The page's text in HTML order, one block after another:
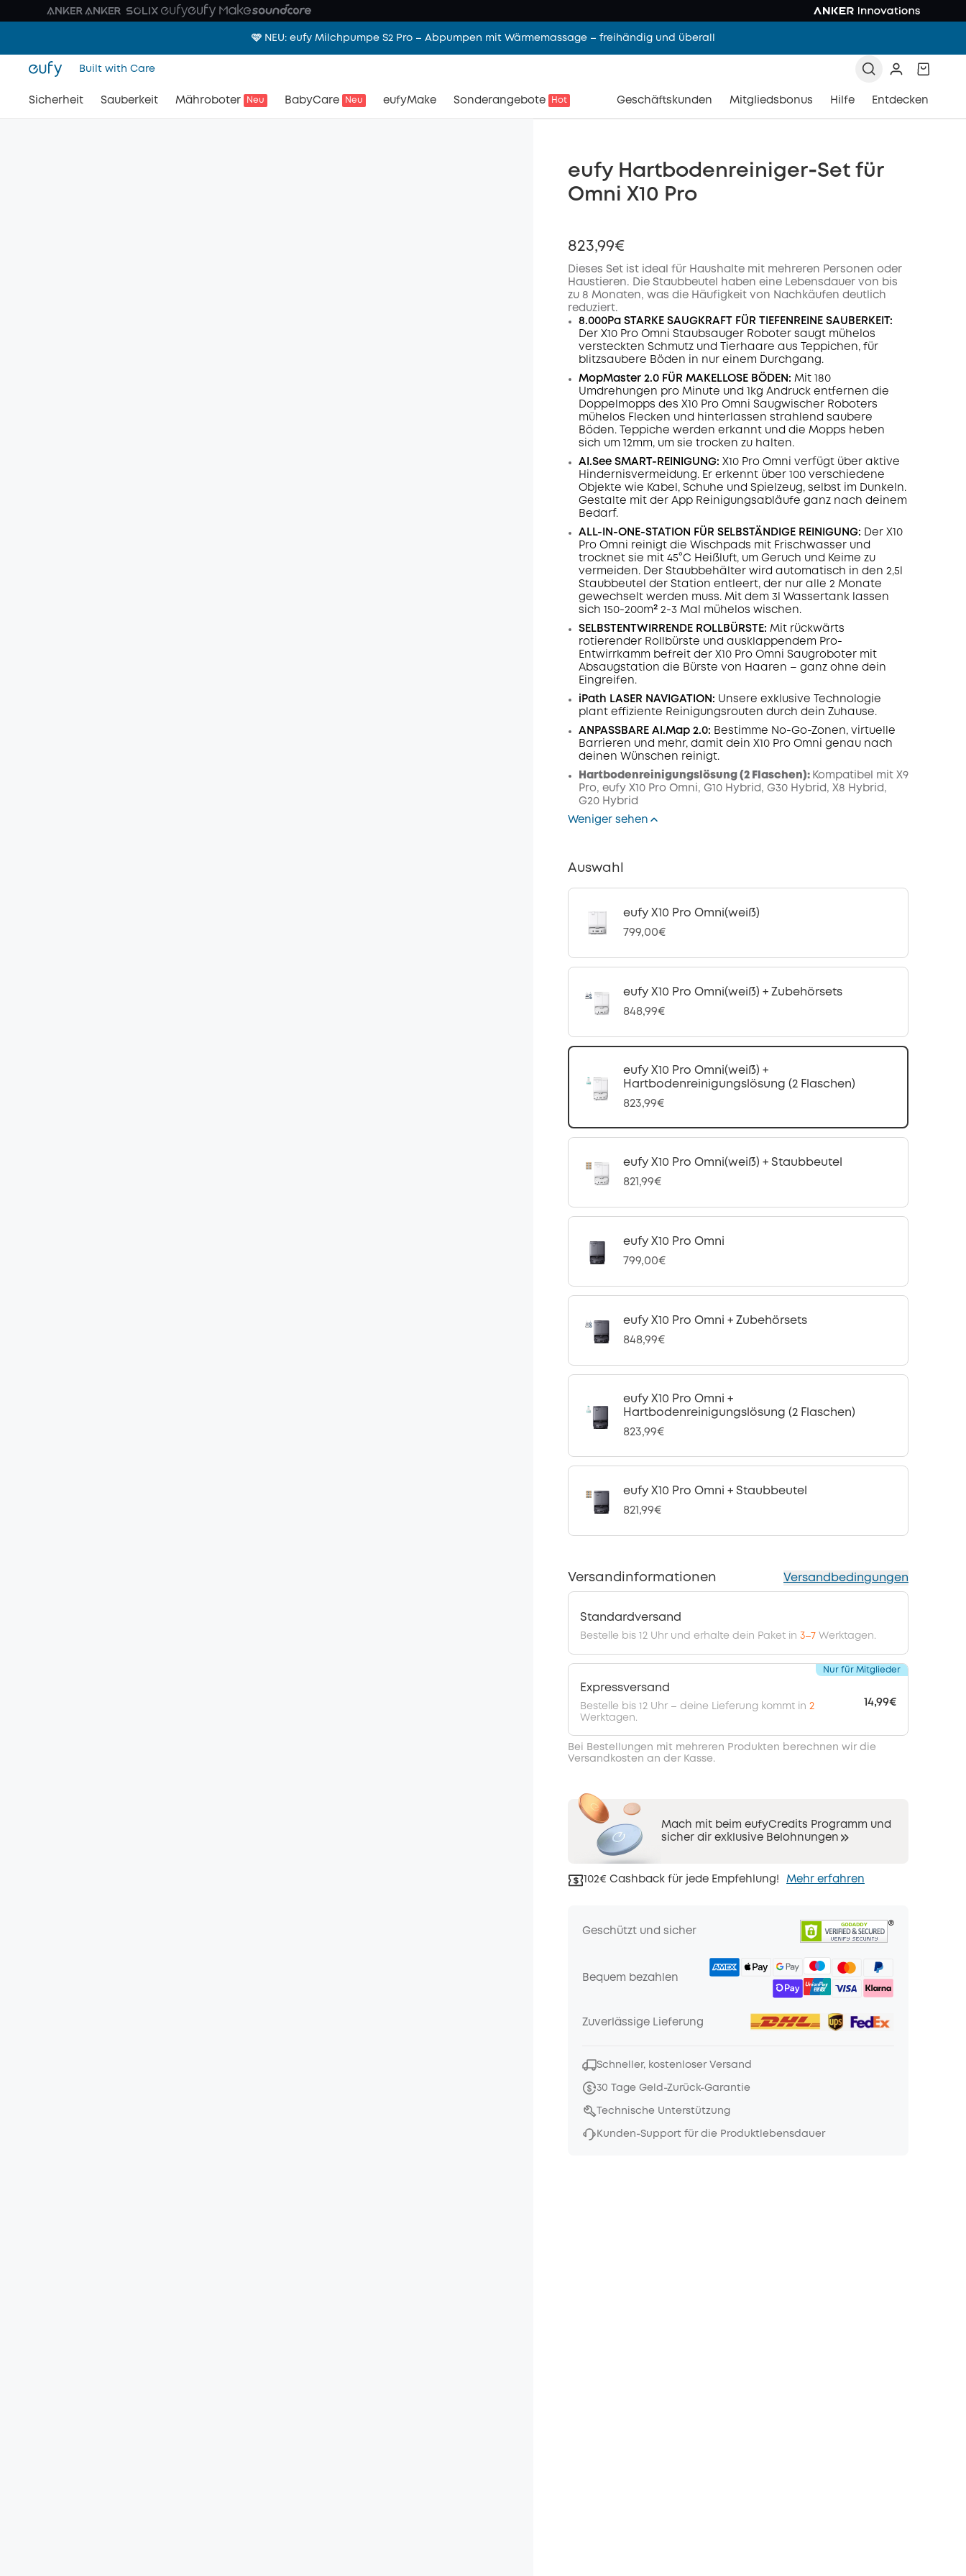
🩷 NEU: eufy Milchpumpe S2 Pro – Abpumpen mit Wärmemassage – freihändig und überall
Built with Care
Sicherheit Sauberkeit Mähroboter Neu BabyCare Neu eufyMake Sonderangebote Hot Geschäftskunden Mitgliedsbonus Hilfe Entdecken
eufy Hartbodenreiniger‑Set für
Omni X10 Pro
823,99€
Dieses Set ist ideal für Haushalte mit mehreren Personen oder
Haustieren. Die Staubbeutel haben eine Lebensdauer von bis
zu 8 Monaten, was die Häufigkeit von Nachkäufen deutlich
reduziert.
8.000Pa STARKE SAUGKRAFT FÜR TIEFENREINE SAUBERKEIT:
Der X10 Pro Omni Staubsauger Roboter saugt mühelos
versteckten Schmutz und Tierhaare aus Teppichen, für
blitzsaubere Böden in nur einem Durchgang.
MopMaster 2.0 FÜR MAKELLOSE BÖDEN: Mit 180
Umdrehungen pro Minute und 1kg Andruck entfernen die
Doppelmopps des X10 Pro Omni Saugwischer Roboters
mühelos Flecken und hinterlassen strahlend saubere
Böden.
Teppiche werden erkannt und die Mopps heben
sich um 12mm, um sie trocken zu halten.
AI.See SMART-REINIGUNG: X10 Pro Omni verfügt über aktive
Hindernisvermeidung. Er erkennt über 100 verschiedene
Objekte wie Kabel, Schuhe und Spielzeug, selbst im Dunkeln.
Gestalte mit der App Reinigungsabläufe ganz nach deinem
Bedarf.
ALL-IN-ONE-STATION FÜR SELBSTÄNDIGE REINIGUNG: Der X10
Pro Omni reinigt die Wischpads mit Frischwasser und
trocknet sie mit 45°C Heißluft, um Geruch und Keime zu
vermeiden. Der Staubbehälter wird automatisch in den 2,5l
Staubbeutel der Station entleert, der nur alle 2 Monate
gewechselt werden muss. Mit dem 3l Wassertank lassen
sich 150-200m² 2-3 Mal mühelos wischen.
SELBSTENTWIRRENDE ROLLBÜRSTE: Mit rückwärts
rotierender Rollbürste und ausklappendem Pro-
Entwirrkamm befreit der X10 Pro Omni Saugroboter mit
Absaugstation die Bürste von Haaren – ganz ohne dein
Eingreifen.
iPath LASER NAVIGATION : Unsere exklusive Technologie
plant effiziente Reinigungsrouten durch dein Zuhause.
ANPASSBARE AI.Map 2.0: Bestimme No-Go-Zonen, virtuelle
Barrieren und mehr, damit dein X10 Pro Omni genau nach
deinen Wünschen reinigt.
Hartbodenreinigungslösung (2 Flaschen): Kompatibel mit X9
Pro, eufy X10 Pro Omni, G10 Hybrid, G30 Hybrid, X8 Hybrid,
G20 Hybrid
Weniger sehen
Auswahl
eufy X10 Pro Omni(weiß)
799,00€
eufy X10 Pro Omni(weiß) + Zubehörsets
848,99€
eufy X10 Pro Omni(weiß) +
Hartbodenreinigungslösung (2 Flaschen)
823,99€
eufy X10 Pro Omni(weiß) + Staubbeutel
821,99€
eufy X10 Pro Omni
799,00€
eufy X10 Pro Omni + Zubehörsets
848,99€
eufy X10 Pro Omni +
Hartbodenreinigungslösung (2 Flaschen)
823,99€
eufy X10 Pro Omni + Staubbeutel
821,99€
Versandinformationen Versandbedingungen
Standardversand
Bestelle bis 12 Uhr und erhalte dein Paket in 3–7Werktagen.
Expressversand
Bestelle bis 12 Uhr – deine Lieferung kommt in 2
Werktagen.
14,99€
Nur für Mitglieder
Bei Bestellungen mit mehreren Produkten berechnen wir die
Versandkosten an der Kasse.
Mach mit beim eufyCredits Programm und
sicher dir exklusive Belohnungen
102€ Cashback für jede Empfehlung! Mehr erfahren
Geschützt und sicher
Bequem bezahlen
Zuverlässige Lieferung
Schneller, kostenloser Versand
30 Tage Geld-Zurück-Garantie
Technische Unterstützung
Kunden-Support für die Produktlebensdauer